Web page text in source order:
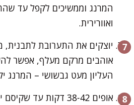
המרנג וממשיכים לקפל עד
ואוורירית.
יוצקים את התערובת לתבנית,
אוהבים מרקם מעלף, אפשר
העליון מעט גבשושי – המרנג
אופים 38-42 דקות עד